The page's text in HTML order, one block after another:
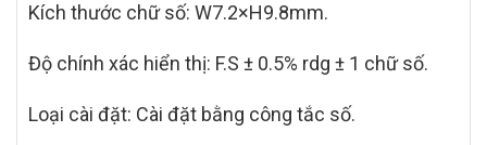
Kích thước chữ số: W7.2×H9.8mm.
Độ chính xác hiển thị: F.S ± 0.5% rdg ± 1 chữ số.
Loại cài đặt: Cài đặt bằng công tắc số.